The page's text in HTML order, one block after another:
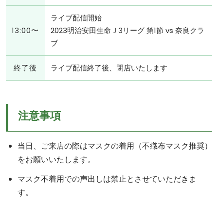
13:00〜
ライブ配信開始
2023明治安田生命Ｊ3リーグ 第1節 vs 奈良クラ
ブ
終了後 ライブ配信終了後、閉店いたします
注意事項
当日、ご来店の際はマスクの着用（不織布マスク推奨）
をお願いいたします。
マスク不着用での声出しは禁止とさせていただきま
す。